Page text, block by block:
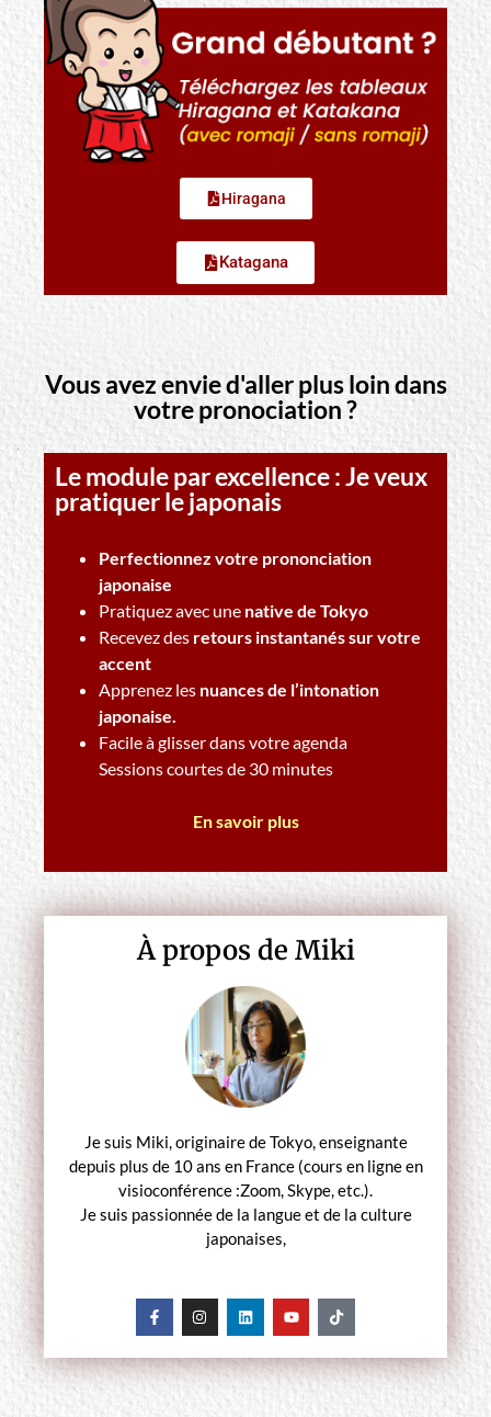
Hiragana
Katagana
Vous avez envie d'aller plus loin dans
votre pronociation ?
Le module par excellence : Je veux
pratiquer le japonais
Perfectionnez votre prononciation
japonaise
Pratiquez avec une native de Tokyo
Recevez des retours instantanés sur votre
accent
Apprenez les nuances de l’intonation
japonaise.
Facile à glisser dans votre agenda
Sessions courtes de 30 minutes
En savoir plus
À propos de Miki
Je suis Miki, originaire de Tokyo, enseignante
depuis plus de 10 ans en France (cours en ligne en
visioconférence :Zoom, Skype, etc.).
Je suis passionnée de la langue et de la culture
japonaises,